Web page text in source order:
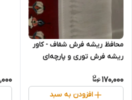
محافظ ریشه فرش شفاف - کاور
ریشه فرش توری و پارچه‌ای
170,000
افزودن به سبد